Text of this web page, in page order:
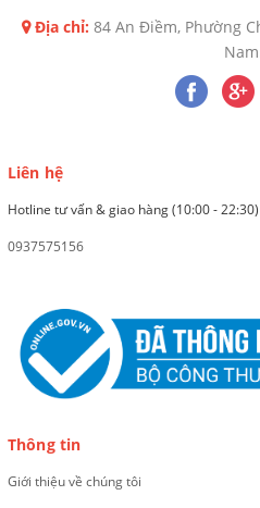
Địa chỉ: 84 An Điềm, Phường
Liên hệ
Hotline tư vấn & giao hàng (10:00 - 22:30)
0937575156
Thông tin
Giới thiệu về chúng tôi